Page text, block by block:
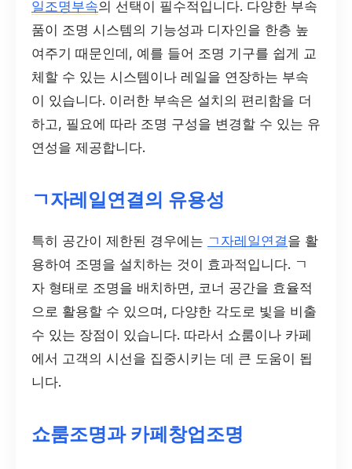
일조명부속의 선택이 필수적입니다. 다양한 부속
품이 조명 시스템의 기능성과 디자인을 한층 높
여주기 때문인데, 예를 들어 조명 기구를 쉽게 교
체할 수 있는 시스템이나 레일을 연장하는 부속
이 있습니다. 이러한 부속은 설치의 편리함을 더
하고, 필요에 따라 조명 구성을 변경할 수 있는 유
연성을 제공합니다.
ㄱ자레일연결의 유용성
특히 공간이 제한된 경우에는 ㄱ자레일연결 을 활
용하여 조명을 설치하는 것이 효과적입니다. ㄱ
자 형태로 조명을 배치하면, 코너 공간을 효율적
으로 활용할 수 있으며, 다양한 각도로 빛을 비출
수 있는 장점이 있습니다. 따라서 쇼룸이나 카페
에서 고객의 시선을 집중시키는 데 큰 도움이 됩
니다.
쇼룸조명과 카페창업조명